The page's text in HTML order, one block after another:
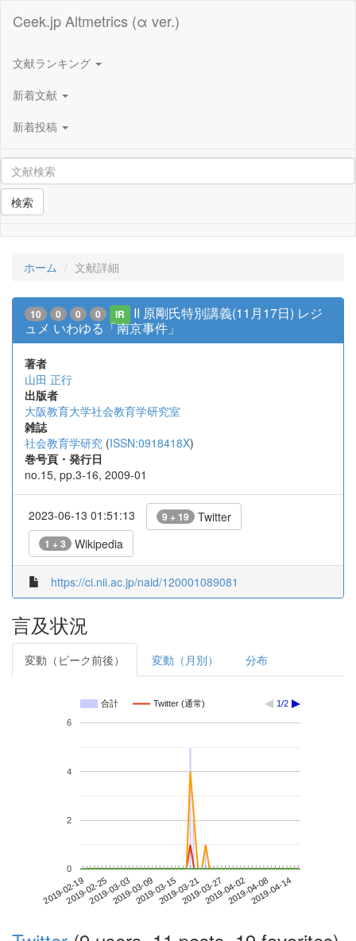
Ceek.jp Altmetrics (α ver.)
文献ランキング
新着文献
新着投稿
検索
ホーム 文献詳細
10 0 0 0 IR
II 原剛氏特別講義(11月17日) レジ
ュメ いわゆる「南京事件」
著者
山田 正行
出版者
大阪教育大学社会教育学研究室
雑誌
社会教育学研究 (ISSN:0918418X)
巻号頁・発行日
no.15, pp.3-16, 2009-01
2023-06-13 01:51:13 9 + 19 Twitter
1 + 3 Wikipedia
https://ci.nii.ac.jp/naid/120001089081
言及状況
変動（ピーク前後） 変動（月別） 分布
合計 Twitter (通常) 1/2
2019-02-192019-02-252019-03-032019-03-092019-03-152019-03-212019-03-272019-04-022019-04-082019-04-14
0
2
4
6